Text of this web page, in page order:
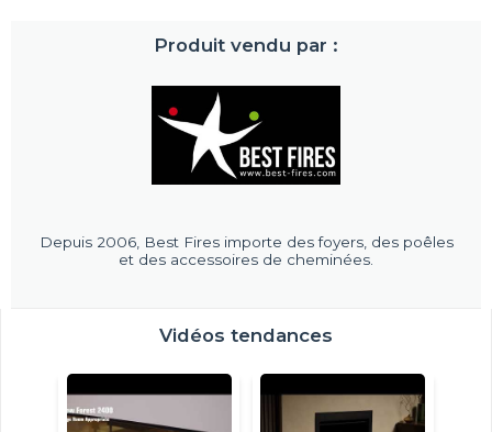
Produit vendu par :
Depuis 2006, Best Fires importe des foyers, des poêles
et des accessoires de cheminées.
Vidéos tendances